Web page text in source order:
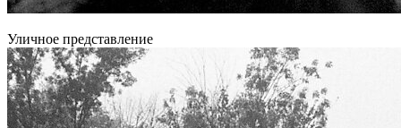
Уличное представление